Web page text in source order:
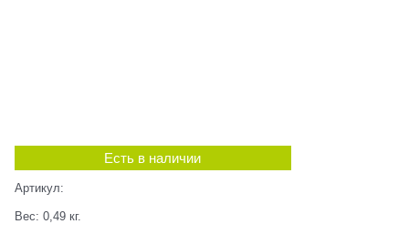
Есть в наличии
Артикул:
Вес: 0,49 кг.